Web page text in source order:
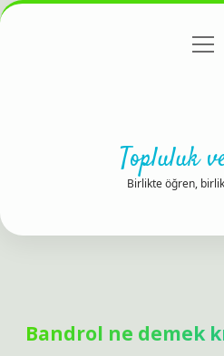
Gizlilik
Topluluk
Birlikte öğren,
Bandrol ne demek